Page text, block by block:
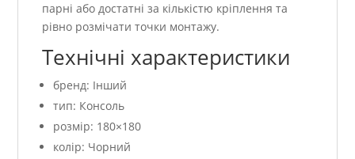
парні або достатні за кількістю кріплення та
рівно розмічати точки монтажу.
Технічні характеристики
бренд: Інший
тип: Консоль
розмір: 180×180
колір: Чорний